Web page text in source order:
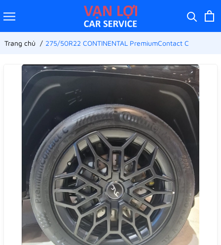
Trang chủ 275/50R22 CONTINENTAL PremiumContact C